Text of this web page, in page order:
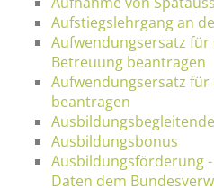
Aufstiegslehrgang an
Aufwendungsersatz
Betreuung beantragen
Aufwendungsersatz
beantragen
Ausbildungsbonus
Ausbildungsförderung
Daten dem